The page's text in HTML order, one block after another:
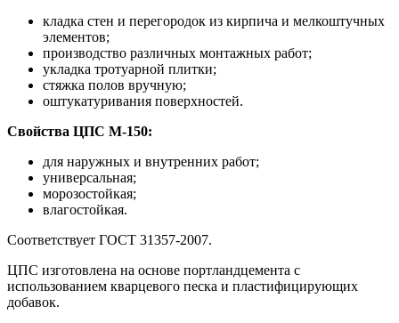
кладка стен и перегородок из кирпича и мелкоштучных
элементов;
производство различных монтажных работ;
укладка тротуарной плитки;
стяжка полов вручную;
оштукатуривания поверхностей.
Свойства ЦПС М-150:
для наружных и внутренних работ;
универсальная;
морозостойкая;
влагостойкая.
Соответствует ГОСТ 31357-2007.
ЦПС изготовлена на основе портландцемента с
использованием кварцевого песка и пластифицирующих
добавок.